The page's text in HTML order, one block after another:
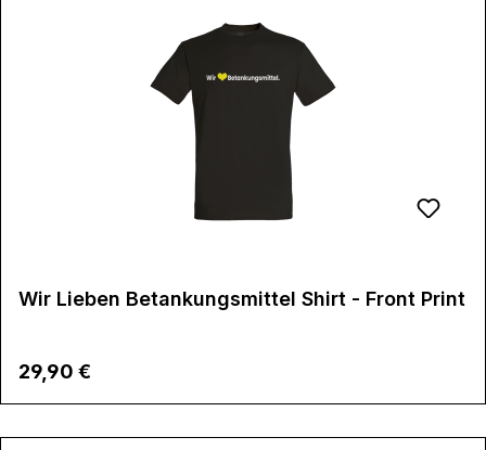
Wir Lieben Betankungsmittel Shirt - Front Print
Regulärer Preis:
29,90 €